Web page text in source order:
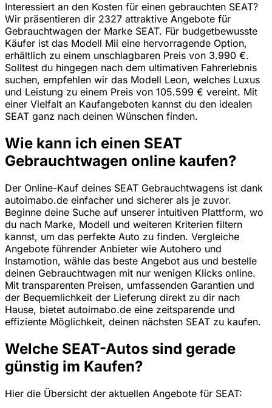
Interessiert an den Kosten für einen gebrauchten SEAT?
Wir präsentieren dir 2327 attraktive Angebote für
Gebrauchtwagen der Marke SEAT. Für budgetbewusste
Käufer ist das Modell Mii eine hervorragende Option,
erhältlich zu einem unschlagbaren Preis von 3.990 €.
Solltest du hingegen nach dem ultimativen Fahrerlebnis
suchen, empfehlen wir das Modell Leon, welches Luxus
und Leistung zu einem Preis von 105.599 € vereint. Mit
einer Vielfalt an Kaufangeboten kannst du den idealen
SEAT ganz nach deinen Wünschen finden.
Wie kann ich einen SEAT
Gebrauchtwagen online kaufen?
Der Online-Kauf deines SEAT Gebrauchtwagens ist dank
autoimabo.de einfacher und sicherer als je zuvor.
Beginne deine Suche auf unserer intuitiven Plattform, wo
du nach Marke, Modell und weiteren Kriterien filtern
kannst, um das perfekte Auto zu finden. Vergleiche
Angebote führender Anbieter wie Autohero und
Instamotion, wähle das beste Angebot aus und bestelle
deinen Gebrauchtwagen mit nur wenigen Klicks online.
Mit transparenten Preisen, umfassenden Garantien und
der Bequemlichkeit der Lieferung direkt zu dir nach
Hause, bietet autoimabo.de eine zeitsparende und
effiziente Möglichkeit, deinen nächsten SEAT zu kaufen.
Welche SEAT-Autos sind gerade
günstig im Kaufen?
Hier die Übersicht der aktuellen Angebote für SEAT: